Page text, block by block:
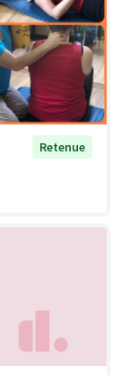
Retenue